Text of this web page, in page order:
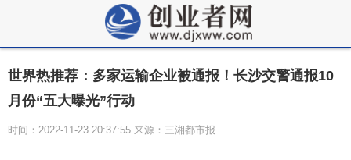
世界热推荐：多家运输企业被通报！长沙交警通报10
月份“五大曝光”行动
时间：2022-11-23 20:37:55 来源：三湘都市报